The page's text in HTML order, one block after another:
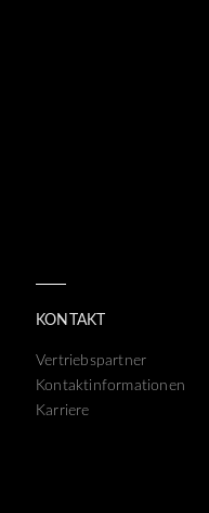
KONTAKT
Vertriebspartner
Kontaktinformationen
Karriere